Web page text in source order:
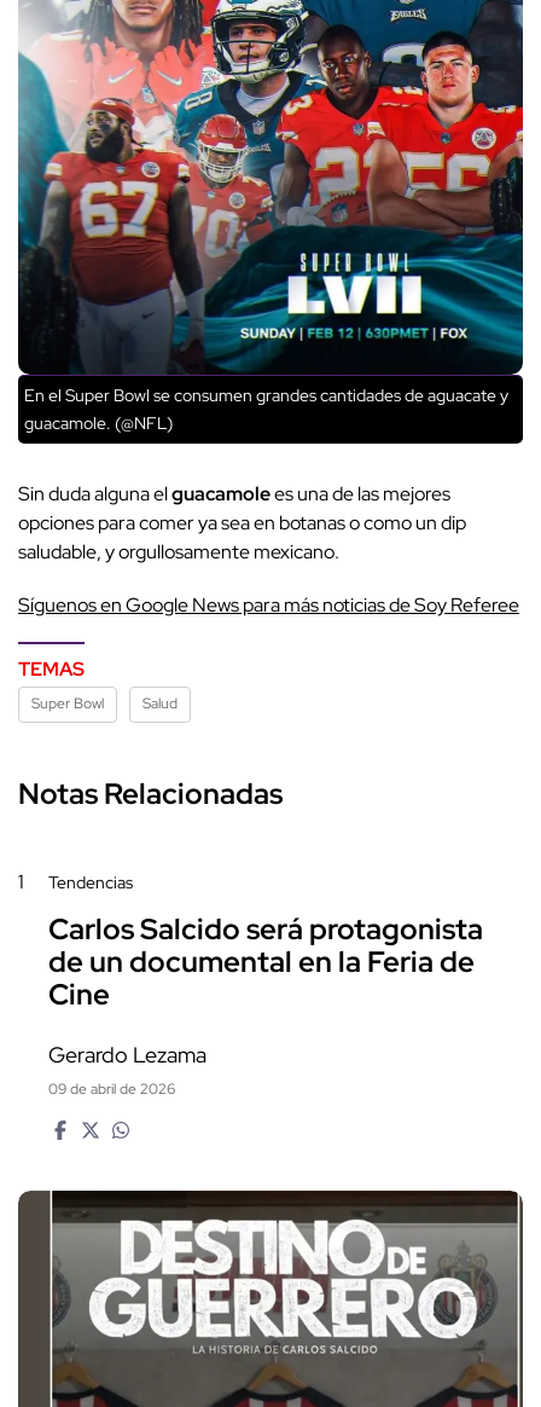
En el Super Bowl se consumen grandes cantidades de aguacate y
guacamole. (@NFL)
Sin duda alguna elguacamolees una de las mejores
opciones para comer ya sea en botanas o como un dip
saludable, y orgullosamente mexicano.
Síguenos en Google News para más noticias de Soy Referee
TEMAS
Super Bowl Salud
Notas Relacionadas
1 Tendencias
Carlos Salcido será protagonista
de un documental en la Feria de
Cine
Gerardo Lezama
09 de abril de 2026